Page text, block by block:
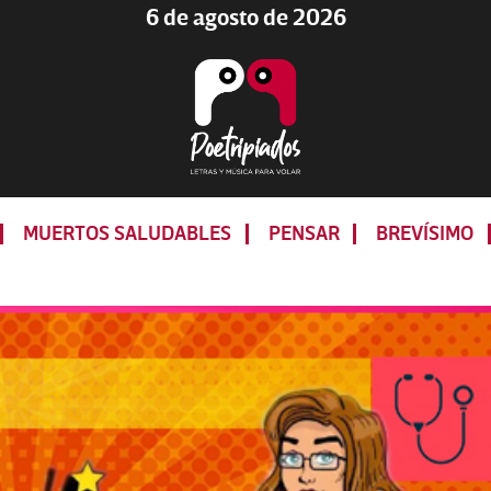
6 de agosto de 2026
LETRAS
Y
PARA
VOLAR
MUERTOS SALUDABLES PENSAR BREVÍSIMO